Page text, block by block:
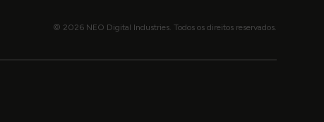
© 2026 NEO Digital Industries. Todos os direitos reservados.